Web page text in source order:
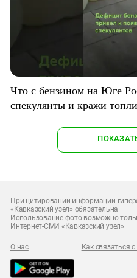
Что с бензином на Юге
спекулянты и кражи
При цитировании информации
«Кавказский узел» обязательна
Использование фото возможно
Интернет-СМИ «Кавказский узел»
О нас Как связаться